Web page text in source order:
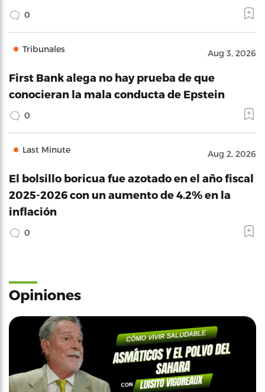
0
Tribunales Aug 3, 2026
First Bank alega no hay prueba de que
conocieran la mala conducta de Epstein
0
Last Minute Aug 2, 2026
El bolsillo boricua fue azotado en el año fiscal
2025-2026 con un aumento de 4.2% en la
inflación
0
Opiniones